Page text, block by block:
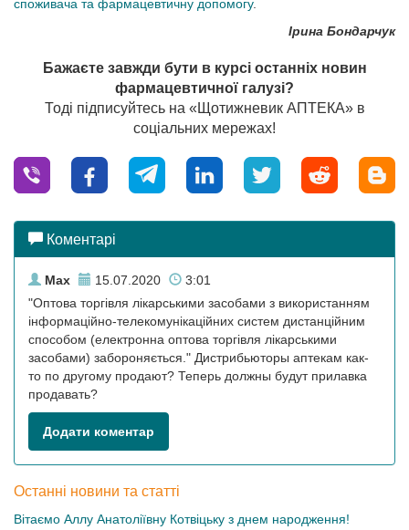
споживача та фармацевтичну допомогу.
Ірина Бондарчук
Бажаєте завжди бути в курсі останніх новин
фармацевтичної галузі?
Тоді підписуйтесь на «Щотижневик АПТЕКА» в
соціальних мережах!
Коментарі
Max 15.07.2020
3:01
"Оптова торгівля лікарськими засобами з використанням
інформаційно-телекомунікаційних систем дистанційним
способом (електронна оптова торгівля лікарськими
засобами) забороняється." Дистрибьюторы аптекам как-
то по другому продают? Теперь должны будут прилавка
продавать?
Додати коментар
Останні новини та статті
Вітаємо Аллу Анатоліївну Котвіцьку з днем народження!